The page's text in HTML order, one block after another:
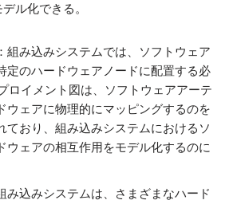
ル化できる。
組み込みシステムでは、ソフトウェア
定のハードウェアノードに配置する必
ロイメント図は、ソフトウェアアーテ
ウェアに物理的にマッピングするのを
ており、組み込みシステムにおけるソ
ウェアの相互作用をモデル化するのに
み込みシステムは、さまざまなハード